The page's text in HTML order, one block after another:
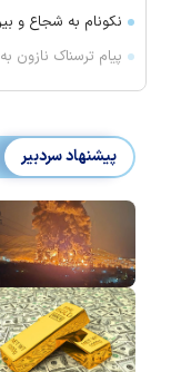
نکونام به شجاع و
پیام ترسناک نازون
پیشنهاد سردبیر